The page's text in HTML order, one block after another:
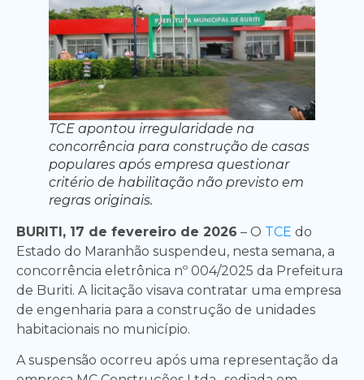
TCE apontou irregularidade na
concorrência para construção de casas
populares após empresa questionar
critério de habilitação não previsto em
regras originais.
BURITI, 17 de fevereiro de 2026 – O TCE do
Estado do Maranhão suspendeu, nesta semana, a
concorrência eletrônica nº 004/2025 da Prefeitura
de Buriti. A licitação visava contratar uma empresa
de engenharia para a construção de unidades
habitacionais no município.
A suspensão ocorreu após uma representação da